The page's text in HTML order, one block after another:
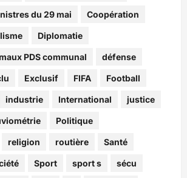
du 29 mai Coopération
Diplomatie
PDS communal défense
Exclusif FIFA Football
industrie International justice
Politique
religion routière Santé
Sport sport s sécu